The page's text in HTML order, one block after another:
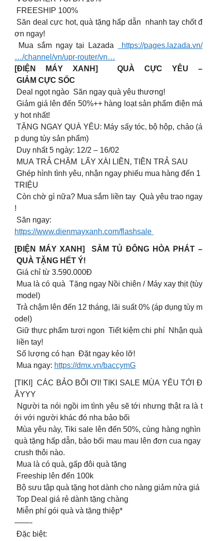
FREESHIP 100%
Săn deal cực hot, quà tặng hấp dẫn nhanh tay chốt đ
ơn ngay!
Mua sắm ngay tại Lazada
https://pages.lazada.vn/
…/channel/vn/upr-router/vn…
[ĐIỆN MÁY XANH] QUÀ CỰC YÊU –
GIẢM CỰC SỐC
️‍ Deal ngọt ngào Săn ngay quà yêu thương!
Giảm giá lên đến 50%++ hàng loạt sản phẩm điện má
y hot nhất!
TẶNG NGAY QUÀ YÊU: Máy sấy tóc, bộ hộp, chảo (á
p dụng tùy sản phẩm)
Duy nhất 5 ngày: 12/2 – 16/02
MUA TRẢ CHẬM LẤY XÀI LIỀN, TIỀN TRẢ SAU
Ghép hình tình yêu, nhận ngay phiếu mua hàng đến 1
TRIỆU
Còn chờ gì nữa? Mua sắm liền tay Quà yêu trao ngay
!
Săn ngay:
https://www.dienmayxanh.com/flashsale
[ĐIỆN MÁY XANH] ️ SẮM TỦ ĐÔNG HÒA PHÁT –
QUÀ TẶNG HẾT Ý! ️
Giá chỉ từ 3.590.000Đ
Mua là có quà Tặng ngay Nồi chiên / Máy xay thịt (tùy
model)
Trả chậm lên đến 12 tháng, lãi suất 0% (áp dụng tùy m
odel)
Giữ thực phẩm tươi ngon Tiết kiệm chi phí Nhận quà
liền tay!
Số lượng có hạn Đặt ngay kẻo lỡ!
Mua ngay: https://dmx.vn/baccymG
[TIKI] CÁC BẢO BỐI ƠI! TIKI SALE MÙA YÊU TỚI Đ
ÂYYY
Người ta nói ngồi im tình yêu sẽ tới nhưng thật ra là t
ới với người khác đó nha bảo bối
Mùa yêu này, Tiki sale lên đến 50%, cùng hàng nghìn
quà tặng hấp dẫn, bảo bối mau mau lên đơn cua ngay
crush thôi nào.
Mua là có quà, gấp đôi quà tặng
Freeship lên đến 100k
Bộ sưu tập quà tặng hot dành cho nàng giảm nửa giá
Top Deal giá rẻ dành tặng chàng
Miễn phí gói quà và tặng thiệp*
——-
Đặc biệt: